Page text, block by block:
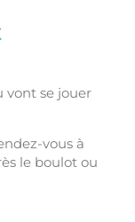
vont se jouer
vous à
le boulot ou